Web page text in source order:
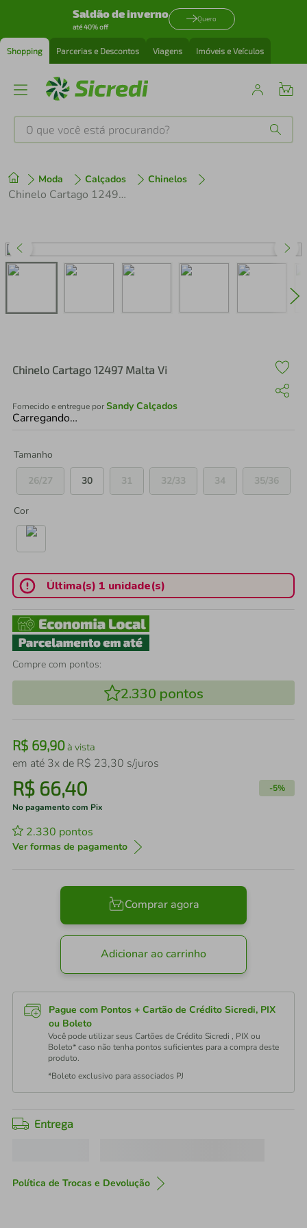
Saldão de inverno
até 40% off
Quero
Shopping Parcerias e Descontos Viagens Imóveis e Veículos
O que você está procurando?
Moda Calçados Chinelos
Chinelo Cartago 12497 Malta Vi
Chinelo Cartago 12497 Malta Vi
Fornecido e entregue porSandy Calçados
Carregando…
Tamanho
26/27
30 31 32/33 34 35/36
Cor
Última(s) 1 unidade(s)
Compre com pontos:
2.330 pontos
R$ 69,90à vista
em até 3x de R$ 23,30 s/juros
R$ 66,40 -5%
No pagamento com Pix
2.330 pontos
Ver formas de pagamento
Comprar agora
Adicionar ao carrinho
Pague com Pontos + Cartão de Crédito Sicredi, PIX
ou Boleto
Você pode utilizar seus Cartões de Crédito Sicredi , PIX ou
Boleto* caso não tenha pontos suficientes para a compra deste
produto.
*Boleto exclusivo para associados PJ
Entrega
Política de Trocas e Devolução
1º tenis
perfume